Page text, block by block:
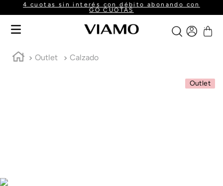
4 cuotas sin interés con débito abonando con
GO CUOTAS
Outlet Calzado
Outlet